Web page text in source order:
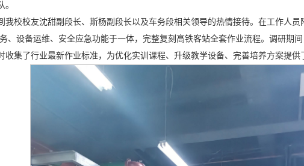
我校校友沈甜副段长、斯杨副段长以及车务段相关领导的热情接待。在工作人
、设备运维、安全应急功能于一体，完整复刻高铁客站全套作业流程。调研期
集了行业最新作业标准，为优化实训课程、升级教学设备、完善培养方案提供